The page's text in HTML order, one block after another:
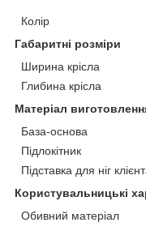
Колір
Габаритні розміри
Ширина крісла
Глибина крісла
Матеріал
База-основа
Підлокітник
Підставка для ніг
Користувальницькі
Обивний матеріал